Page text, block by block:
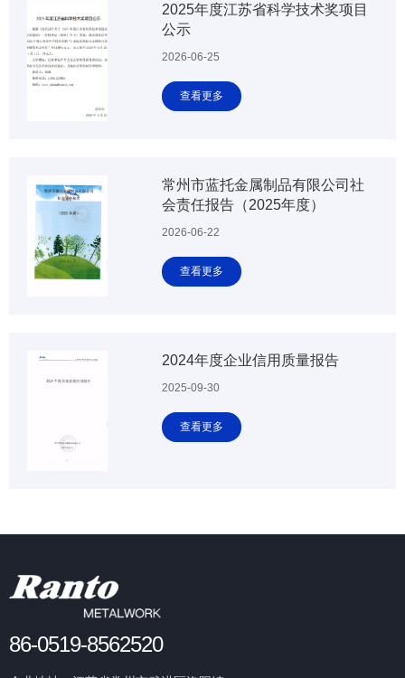
2025年度江苏省科学技术奖项目
公示
2026-06-25
查看更多
常州市蓝托金属制品有限公司社
会责任报告（2025年度）
2026-06-22
查看更多
2024年度企业信用质量报告
2025-09-30
查看更多
86-0519-8562520